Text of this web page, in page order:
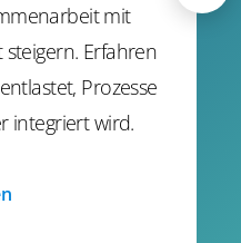
mit
Erfahren
Prozesse
integriert wird.